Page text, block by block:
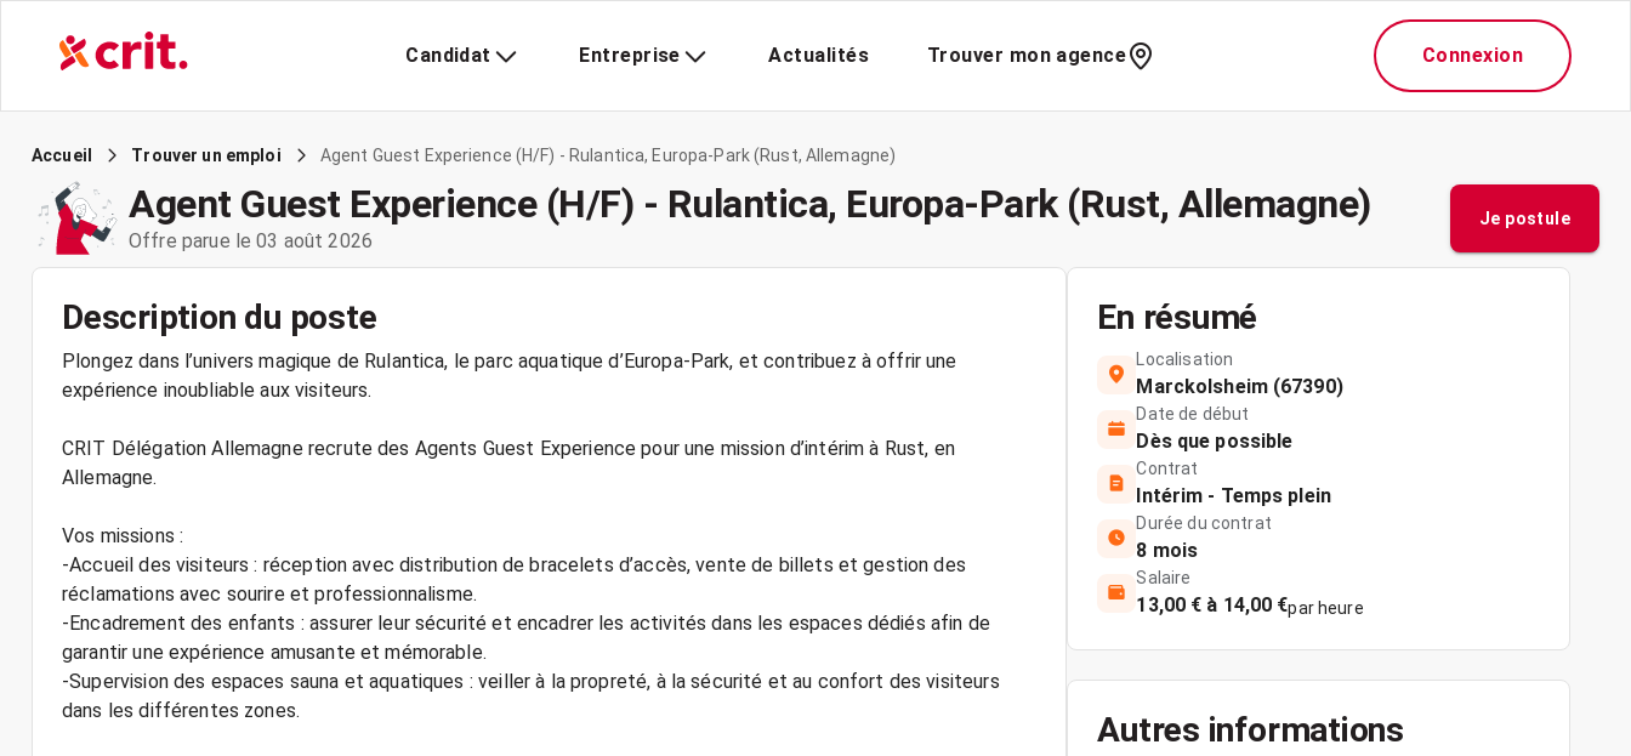
Candidat Entreprise Actualités Trouver mon agence Connexion
Accueil Trouver un emploi Agent Guest Experience (H/F) - Rulantica, Europa-Park (Rust, Allemagne)
Agent Guest Experience (H/F) - Rulantica, Europa-Park (Rust, Allemagne)
Offre parue le 03 août 2026
Je postule
Description du poste
Plongez dans l’univers magique de Rulantica, le parc aquatique d’Europa-Park, et contribuez à offrir une
expérience inoubliable aux visiteurs.
CRIT Délégation Allemagne recrute des Agents Guest Experience pour une mission d’intérim à Rust, en
Allemagne.
Vos missions :
-Accueil des visiteurs : réception avec distribution de bracelets d’accès, vente de billets et gestion des
réclamations avec sourire et professionnalisme.
-Encadrement des enfants : assurer leur sécurité et encadrer les activités dans les espaces dédiés afin de
garantir une expérience amusante et mémorable.
-Supervision des espaces sauna et aquatiques : veiller à la propreté, à la sécurité et au confort des visiteurs
dans les différentes zones.
En résumé
Localisation
Marckolsheim (67390)
Date de début
Dès que possible
Contrat
Intérim - Temps plein
Durée du contrat
8 mois
Salaire
13,00 € à 14,00 €par heure
Autres informations